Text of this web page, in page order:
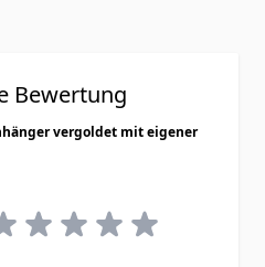
Bewertung
vergoldet mit eigener